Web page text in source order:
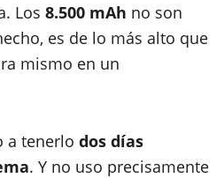
Los 8.500 mAh no son
es de lo más alto que
mismo en un
a tenerlo dos días
. Y no uso precisamente